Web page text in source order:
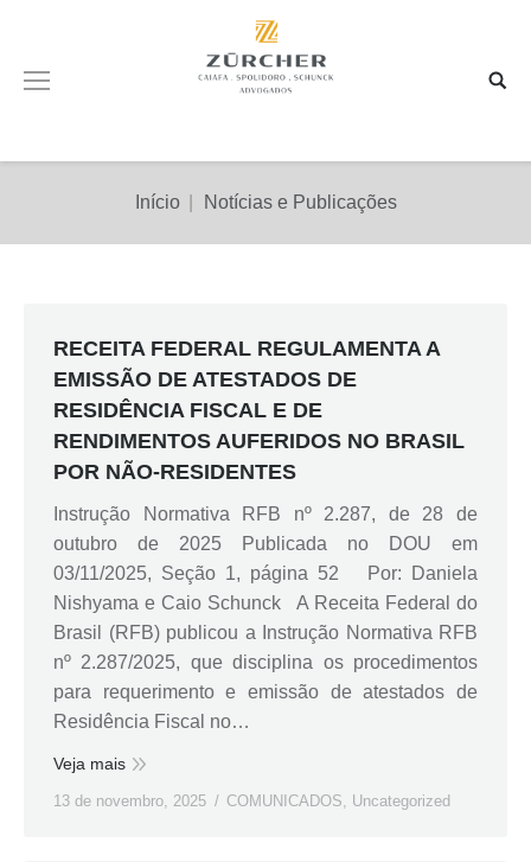
Você está aqui:
Início Notícias e Publicações
RECEITA FEDERAL REGULAMENTA A
EMISSÃO DE ATESTADOS DE
RESIDÊNCIA FISCAL E DE
RENDIMENTOS AUFERIDOS NO BRASIL
POR NÃO-RESIDENTES
Instrução Normativa RFB nº 2.287, de 28 de
outubro de 2025 Publicada no DOU em
03/11/2025, Seção 1, página 52 Por: Daniela
Nishyama e Caio Schunck A Receita Federal do
Brasil (RFB) publicou a Instrução Normativa RFB
nº 2.287/2025, que disciplina os procedimentos
para requerimento e emissão de atestados de
Residência Fiscal no…
Veja mais
13 de novembro, 2025 COMUNICADOS, Uncategorized